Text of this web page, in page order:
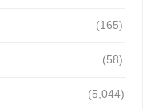
(165)
(58)
(5,044)